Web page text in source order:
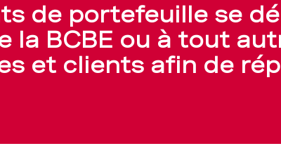
de portefeuille se
la BCBE ou à tout
et clients afin de